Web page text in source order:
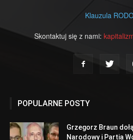
Klauzula
Skontaktuj się z nami:
POPULARNE POSTY
Grzegorz Braun
Narodowy i Partia